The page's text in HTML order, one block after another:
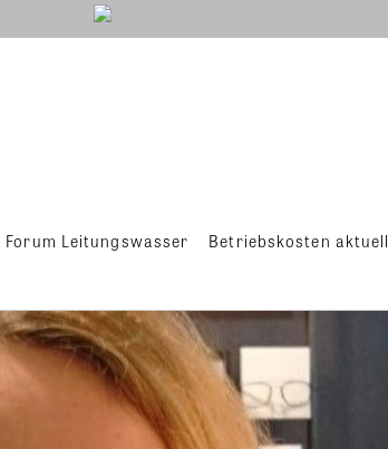
Forum Leitungswasser Betriebskosten aktuell